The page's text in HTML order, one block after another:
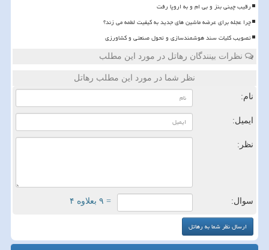
رقیب چینی بنز و بی ام و به اروپا رفت
چرا عجله برای عرضه ماشین های جدید به کیفیت لطمه می زند؟
تصویب کلیات سند هوشمندسازی و تحول صنعتی و کشاورزی
نظرات بینندگان رهاتل در مورد این مطلب
نظر شما در مورد این مطلب رهاتل
نام:
ایمیل:
نظر:
سوال: = ۹ بعلاوه ۴